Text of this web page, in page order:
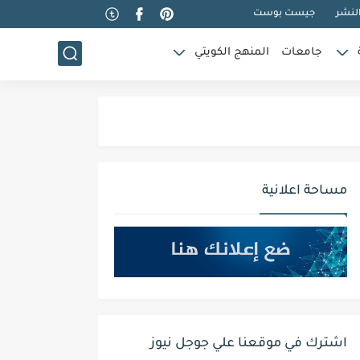
جيست بوست
جامعات المنهج الكويتي
مساحة اعلانية
اشترك في موقعنا علي جوجل نيوز